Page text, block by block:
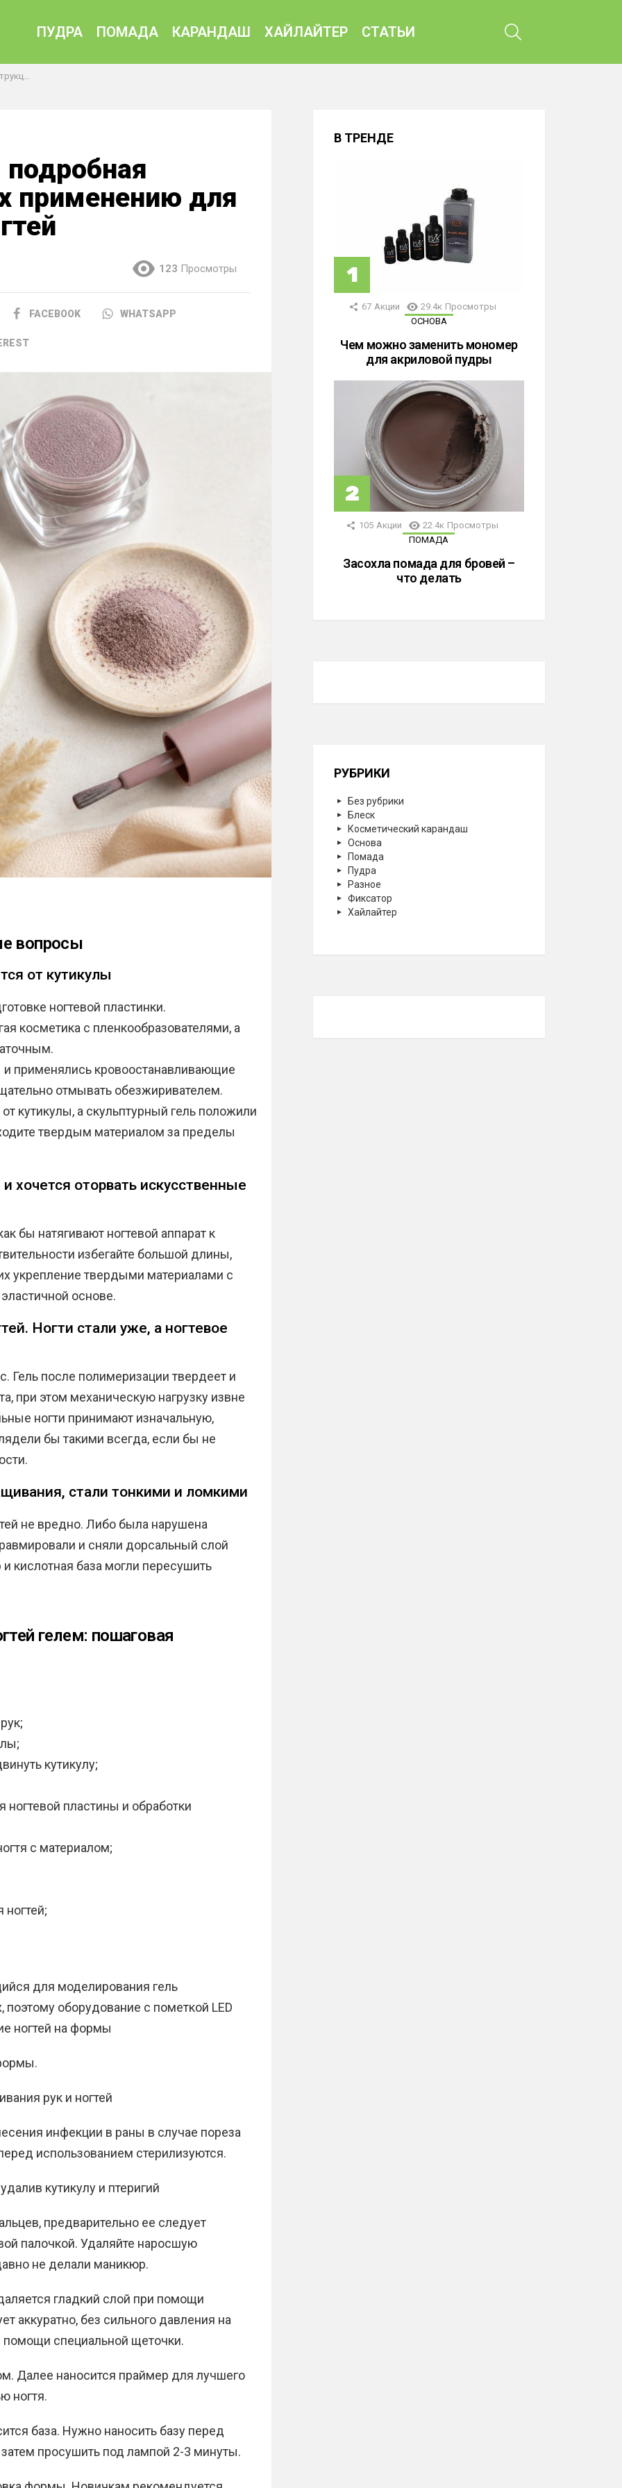
ПУДРА ПОМАДА КАРАНДАШ ХАЙЛАЙТЕР СТАТЬИ
ногтей
применению для
123 Просмотры
FACEBOOK WHATSAPP
вопросы
от кутикулы
ногтевой пластинки.
косметика с пленкообразователями, а
применялись кровоостанавливающие
отмывать обезжиривателем.
кутикулы, а скульптурный гель положили
твердым материалом за пределы
хочется оторвать искусственные
бы натягивают ногтевой аппарат к
избегайте большой длины,
укрепление твердыми материалами с
основе.
Ногти стали уже, а ногтевое
Гель после полимеризации твердеет и
при этом механическую нагрузку извне
ногти принимают изначальную,
бы такими всегда, если бы не
стали тонкими и ломкими
не вредно. Либо была нарушена
и сняли дорсальный слой
кислотная база могли пересушить
гелем: пошаговая
кутикулу;
пластины и обработки
с материалом;
для моделирования гель
оборудование с пометкой LED
ногтей на формы
рук и ногтей
инфекции в раны в случае пореза
использованием стерилизуются.
кутикулу и птеригий
предварительно ее следует
палочкой. Удаляйте наросшую
не делали маникюр.
гладкий слой при помощи
аккуратно, без сильного давления на
помощи специальной щеточки.
Далее наносится праймер для лучшего
ногтя.
база. Нужно наносить базу перед
просушить под лампой 2-3 минуты.
В ТРЕНДЕ
67 Акции 29.4к Просмотры
ОСНОВА
Чем можно заменить мономер
для акриловой пудры
105 Акции 22.4к Просмотры
ПОМАДА
Засохла помада для бровей –
что делать
РУБРИКИ
Без рубрики
Блеск
Косметический карандаш
Основа
Помада
Пудра
Разное
Фиксатор
Хайлайтер